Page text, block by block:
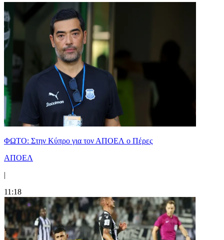
ΦΩΤΟ: Στην Κύπρο για τον ΑΠΟΕΛ ο Πέρες
ΑΠΟΕΛ
|
11:18